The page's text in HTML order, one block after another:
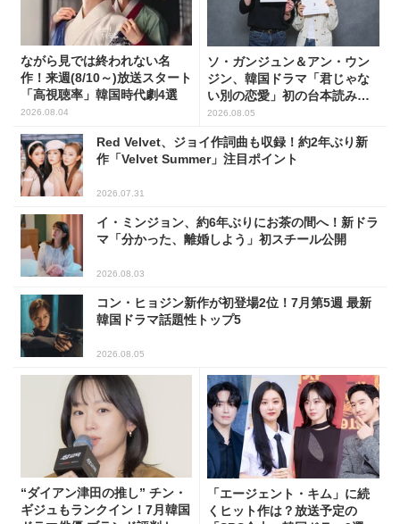
ながら見では終われない名
作！来週(8/10～)放送スタート
「高視聴率」韓国時代劇4選
2026.08.04
ソ・ガンジュン＆アン・ウン
ジン、韓国ドラマ「君じゃな
い別の恋愛」初の台本読み合
わせで抜群のケミ
2026.08.05
Red Velvet、ジョイ作詞曲も収録！約2年ぶり新
作「Velvet Summer」注目ポイント
2026.07.31
イ・ミンジョン、約6年ぶりにお茶の間へ！新ドラ
マ「分かった、離婚しよう」初スチール公開
2026.08.03
コン・ヒョジン新作が初登場2位！7月第5週 最新
韓国ドラマ話題性トップ5
2026.08.05
“ダイアン津田の推し” チン・
ギジュもランクイン！7月韓国
「エージェント・キム」に続
くヒット作は？放送予定の